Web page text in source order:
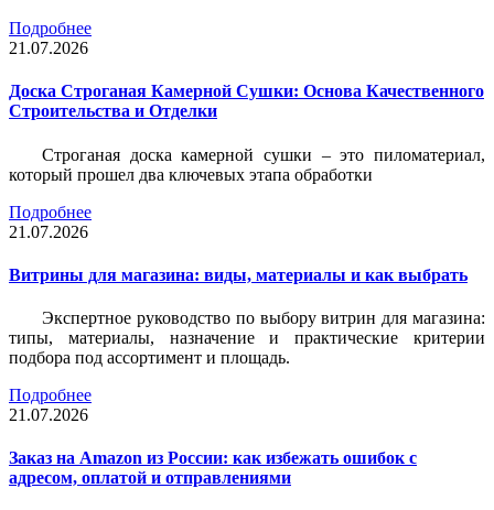
Подробнее
21.07.2026
Доска Строганая Камерной Сушки: Основа Качественного
Строительства и Отделки
Строганая доска камерной сушки – это пиломатериал,
который прошел два ключевых этапа обработки
Подробнее
21.07.2026
Витрины для магазина: виды, материалы и как выбрать
Экспертное руководство по выбору витрин для магазина:
типы, материалы, назначение и практические критерии
подбора под ассортимент и площадь.
Подробнее
21.07.2026
Заказ на Amazon из России: как избежать ошибок с
адресом, оплатой и отправлениями